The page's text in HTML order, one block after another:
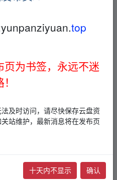
汢
▪fr om w ww.y▂un▁pa
回复 后查看
top
为书签，永远不迷
及时访问，请尽快保存云盘资
站维护，最新消息将在发布页
十天内不显示 确认